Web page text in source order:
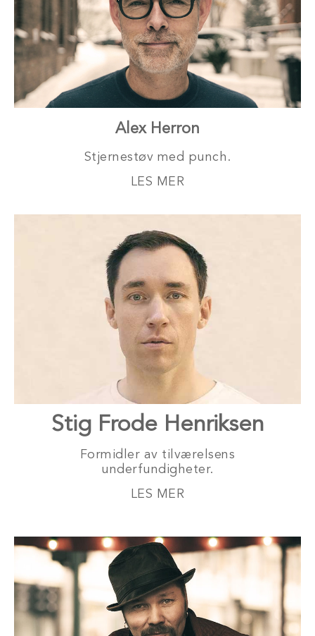
Alex Herron
Stjernestøv med punch.
LES MER
Stig Frode Henriksen
Formidler av tilværelsens
underfundigheter.
LES MER